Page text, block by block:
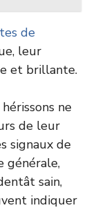
de
leur
et brillante.
ne
de leur
signaux de
générale,
sain,
indiquer